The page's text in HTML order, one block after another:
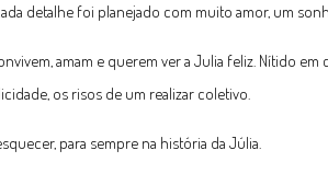
detalhe foi planejado com muito amor, um
amam e querem ver a Julia feliz. Nítido
os risos de um realizar coletivo.
para sempre na história da Júlia.